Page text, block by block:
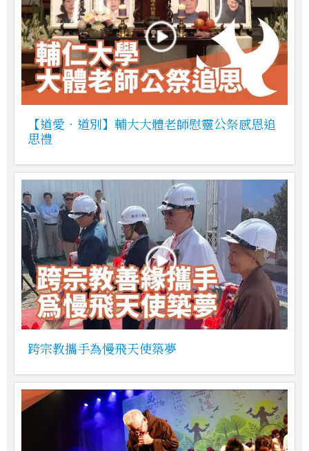
【道愛．道別】輔大大體老師慰靈公祭感恩追
思禮
跨宗教攜手為慢飛天使築夢